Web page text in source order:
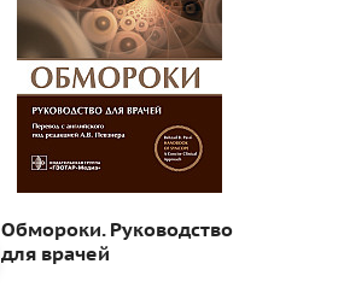
Обмороки. Руководство
для врачей